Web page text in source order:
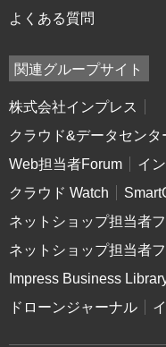
よくある質問
関連グループサイト
株式会社インプレス
クラウド&データセンタ
Web担当者Forum
イ
クラウド Watch
ネットショップ担当者
ネットショップ担当者
Impress Business
ドローンジャーナル